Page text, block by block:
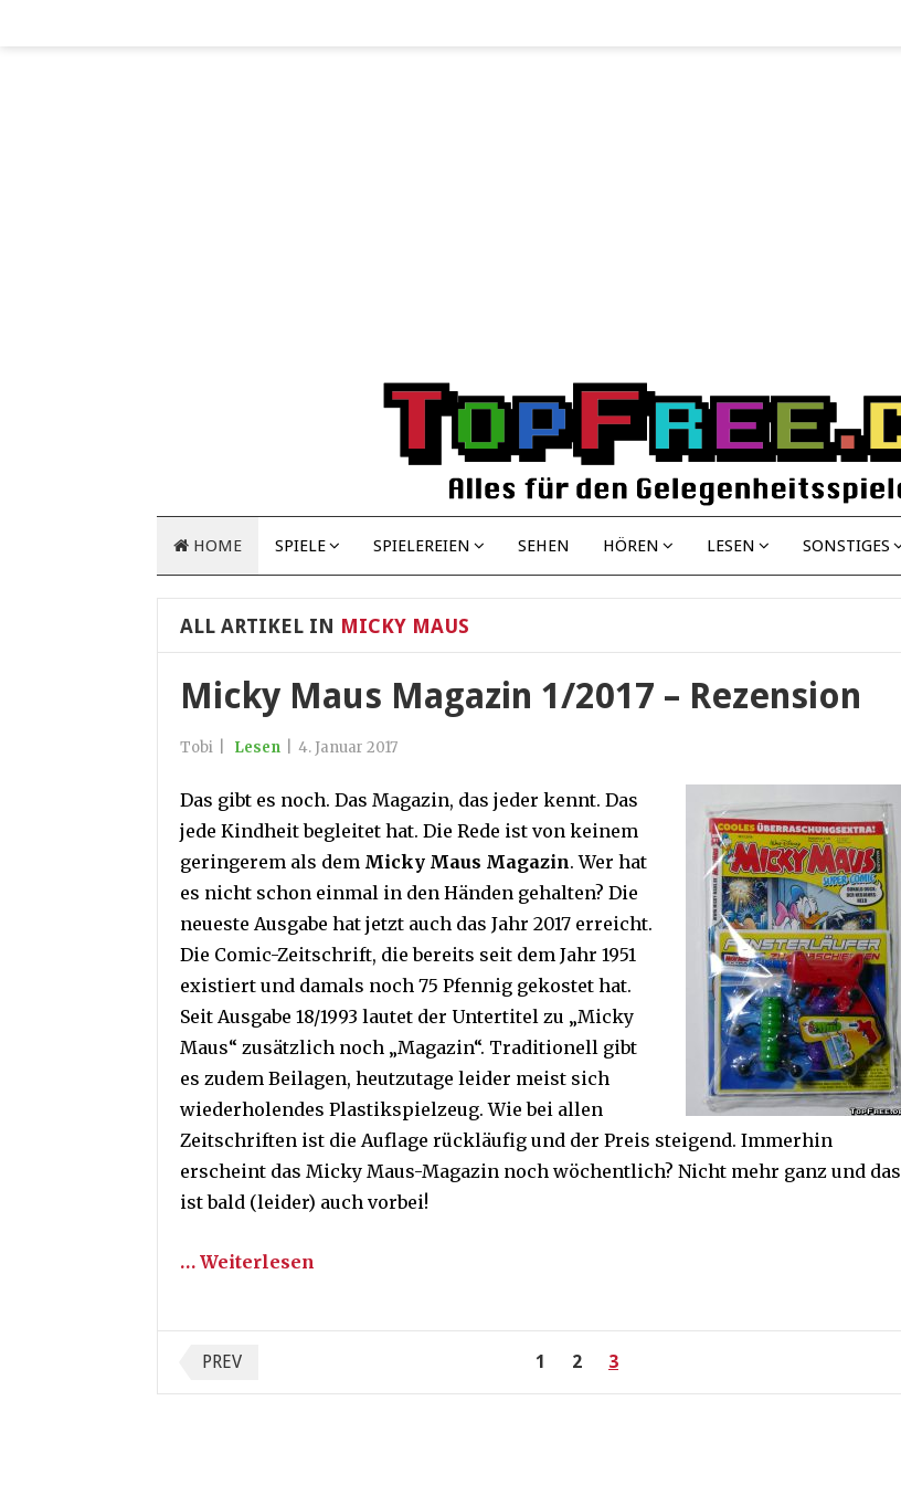
HOME SPIELE SPIELEREIEN SEHEN HÖREN LESEN SONSTIGES
ALL ARTIKEL IN MICKY MAUS
Micky Maus Magazin 1/2017 – Rezension
Tobi Lesen 4. Januar 2017
Das gibt es noch. Das Magazin, das jeder kennt. Das
jede Kindheit begleitet hat. Die Rede ist von keinem
geringerem als dem Micky Maus Magazin. Wer hat
es nicht schon einmal in den Händen gehalten? Die
neueste Ausgabe hat jetzt auch das Jahr 2017 erreicht.
Die Comic-Zeitschrift, die bereits seit dem Jahr 1951
existiert und damals noch 75 Pfennig gekostet hat.
Seit Ausgabe 18/1993 lautet der Untertitel zu „Micky
Maus“ zusätzlich noch „Magazin“. Traditionell gibt
es zudem Beilagen, heutzutage leider meist sich
wiederholendes Plastikspielzeug. Wie bei allen
Zeitschriften ist die Auflage rückläufig und der Preis steigend. Immerhin
erscheint das Micky Maus-Magazin noch wöchentlich? Nicht mehr ganz und das
ist bald (leider) auch vorbei!
… Weiterlesen
Seitennummerierung
der
PREV 1 2 3